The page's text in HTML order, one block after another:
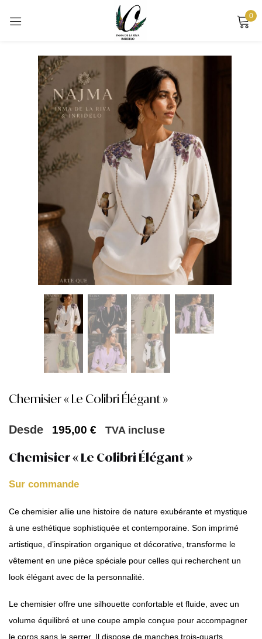
0
Chemisier « Le Colibri Élégant »
Desde 195,00€ TVA incluse
Chemisier « Le Colibri Élégant »
Sur commande
Ce chemisier allie une histoire de nature exubérante et mystique
à une esthétique sophistiquée et contemporaine. Son imprimé
artistique, d’inspiration organique et décorative, transforme le
vêtement en une pièce spéciale pour celles qui recherchent un
look élégant avec de la personnalité.
Le chemisier offre une silhouette confortable et fluide, avec un
volume équilibré et une coupe ample conçue pour accompagner
le corps sans le serrer. Il dispose de manches trois-quarts
Sign in
Remember me Lost password?
LOG IN
CREATE AN ACCOUNT